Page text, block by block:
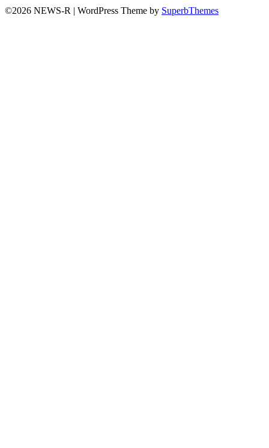
©2026 NEWS-R | WordPress Theme by SuperbThemes